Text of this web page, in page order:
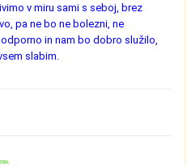
v miru sami s seboj, brez
pa ne bo ne bolezni, ne
in nam bo dobro služilo,
slabim.